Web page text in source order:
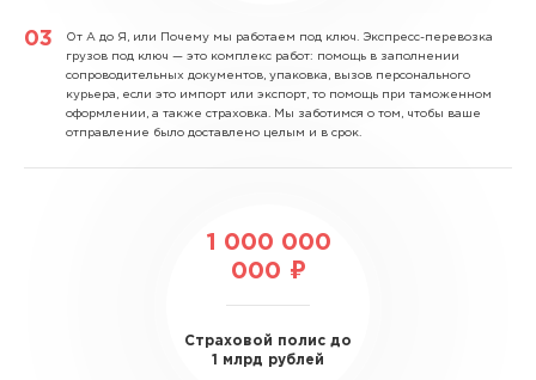
От А до Я, или Почему мы работаем под ключ. Экспресс-перевозка
грузов под ключ — это комплекс работ: помощь в заполнении
сопроводительных документов, упаковка, вызов персонального
курьера, если это импорт или экспорт, то помощь при таможенном
оформлении, а также страховка. Мы заботимся о том, чтобы ваше
отправление было доставлено целым и в срок.
1 000 000
000 ₽
Страховой полис до
1 млрд рублей